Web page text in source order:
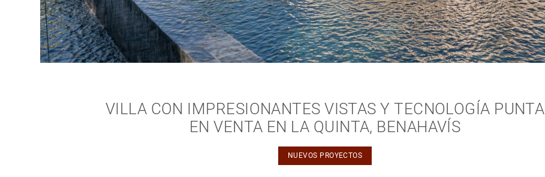
VILLA CON IMPRESIONANTES VISTAS Y TECNOLOGÍA PUNTA
EN VENTA EN LA QUINTA, BENAHAVÍS
NUEVOS PROYECTOS